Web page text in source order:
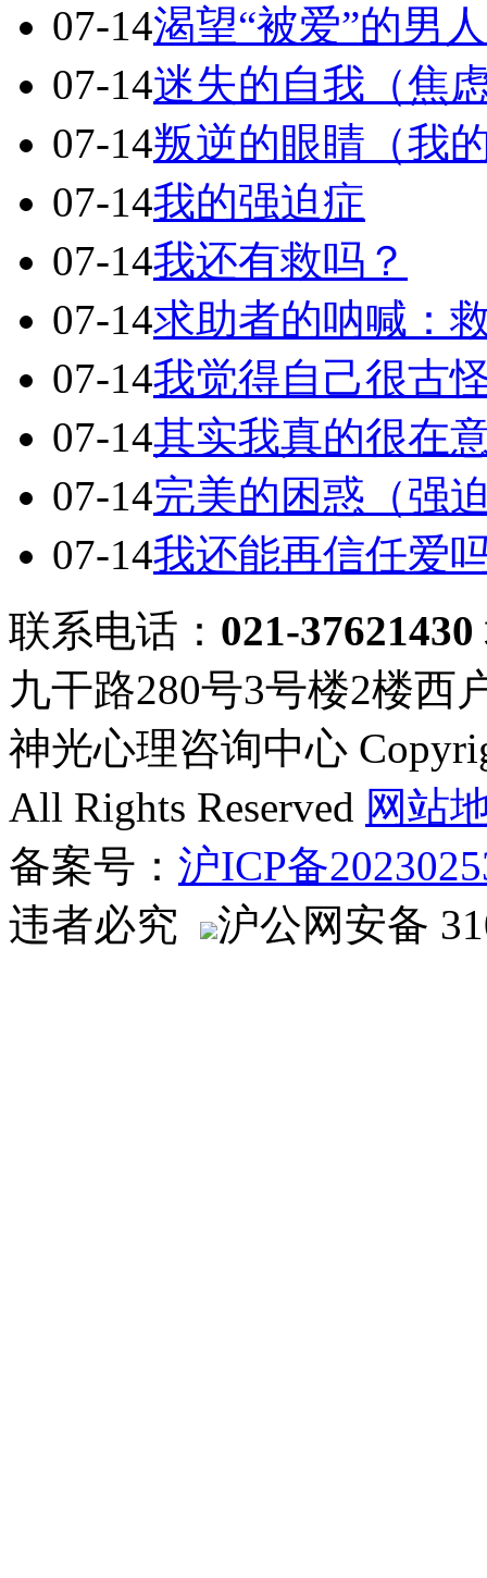
07-14渴望“被爱”的男人
07-14迷失的自我（焦
07-14叛逆的眼睛（我
07-14我的强迫症
07-14我还有救吗？
07-14求助者的呐喊：
07-14我觉得自己很古
07-14其实我真的很在
07-14完美的困惑（强
07-14我还能再信任爱
联系电话： 021-37621430
九干路280号3号楼2楼西
神光心理咨询中心
All Rights Reserved 网站
备案号： 沪ICP备
违者必究
沪公网安备